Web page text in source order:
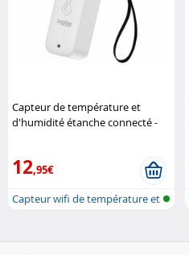
Capteur de température et
d'humidité étanche connecté -
12,95€
Capteur wifi de température et